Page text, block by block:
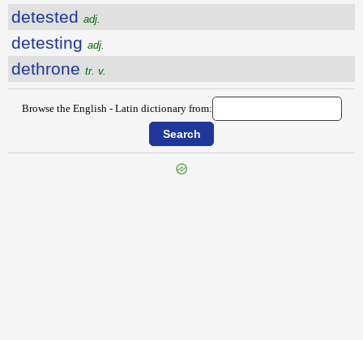
detested adj.
detesting adj.
dethrone tr. v.
Browse the English - Latin dictionary from: